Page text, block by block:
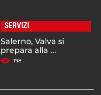
SERVIZI
Salerno, Valva si
prepara alla ...
198